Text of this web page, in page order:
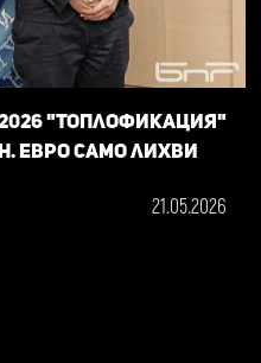
"Топлофикация"
евро само лихви
21.05.2026